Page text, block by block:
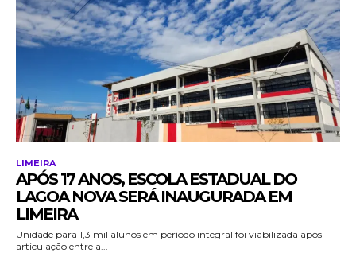
LIMEIRA
APÓS 17 ANOS, ESCOLA ESTADUAL DO
LAGOA NOVA SERÁ INAUGURADA EM
LIMEIRA
Unidade para 1,3 mil alunos em período integral foi viabilizada após
articulação entre a...